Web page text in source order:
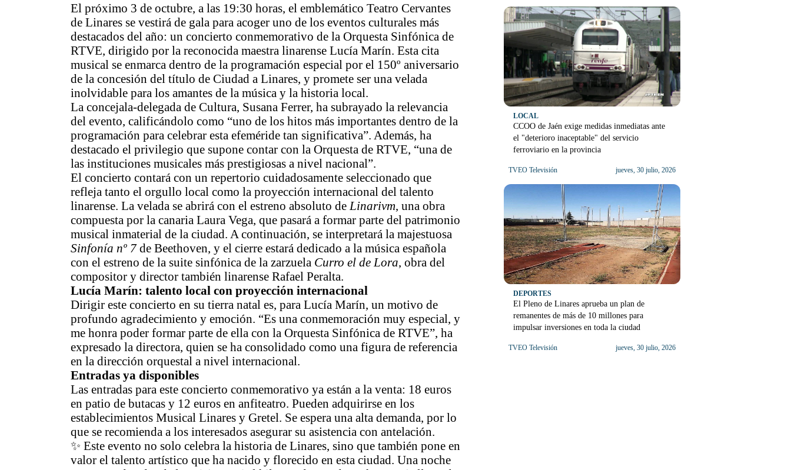
El próximo 3 de octubre, a las 19:30 horas, el emblemático Teatro Cervantes
de Linares se vestirá de gala para acoger uno de los eventos culturales más
destacados del año: un concierto conmemorativo de la Orquesta Sinfónica de
RTVE, dirigido por la reconocida maestra linarense Lucía Marín. Esta cita
musical se enmarca dentro de la programación especial por el 150º aniversario
de la concesión del título de Ciudad a Linares, y promete ser una velada
inolvidable para los amantes de la música y la historia local.
La concejala-delegada de Cultura, Susana Ferrer, ha subrayado la relevancia
del evento, calificándolo como “uno de los hitos más importantes dentro de la
programación para celebrar esta efeméride tan significativa”. Además, ha
destacado el privilegio que supone contar con la Orquesta de RTVE, “una de
las instituciones musicales más prestigiosas a nivel nacional”.
El concierto contará con un repertorio cuidadosamente seleccionado que
refleja tanto el orgullo local como la proyección internacional del talento
linarense. La velada se abrirá con el estreno absoluto de Linarivm, una obra
compuesta por la canaria Laura Vega, que pasará a formar parte del patrimonio
musical inmaterial de la ciudad. A continuación, se interpretará la majestuosa
Sinfonía nº 7de Beethoven, y el cierre estará dedicado a la música española
con el estreno de la suite sinfónica de la zarzuela Curro el de Lora, obra del
compositor y director también linarense Rafael Peralta.
Lucía Marín: talento local con proyección internacional
Dirigir este concierto en su tierra natal es, para Lucía Marín, un motivo de
profundo agradecimiento y emoción. “Es una conmemoración muy especial, y
me honra poder formar parte de ella con la Orquesta Sinfónica de RTVE”, ha
expresado la directora, quien se ha consolidado como una figura de referencia
en la dirección orquestal a nivel internacional.
Entradas ya disponibles
Las entradas para este concierto conmemorativo ya están a la venta: 18 euros
en patio de butacas y 12 euros en anfiteatro. Pueden adquirirse en los
establecimientos Musical Linares y Gretel. Se espera una alta demanda, por lo
que se recomienda a los interesados asegurar su asistencia con antelación.
✨ Este evento no solo celebra la historia de Linares, sino que también pone en
valor el talento artístico que ha nacido y florecido en esta ciudad. Una noche
LOCAL
CCOO de Jaén exige medidas inmediatas ante
el "deterioro inaceptable" del servicio
ferroviario en la provincia
TVEO Televisión jueves, 30 julio, 2026
DEPORTES
El Pleno de Linares aprueba un plan de
remanentes de más de 10 millones para
impulsar inversiones en toda la ciudad
TVEO Televisión jueves, 30 julio, 2026